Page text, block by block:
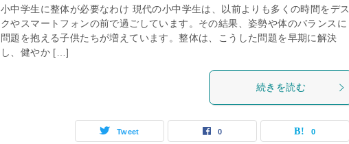
小中学生に整体が必要なわけ 現代の小中学生は、以前よりも多くの時間をデス
クやスマートフォンの前で過ごしています。その結果、姿勢や体のバランスに
問題を抱える子供たちが増えています。整体は、こうした問題を早期に解決
し、健やか […]
続きを読む
Tweet 0 0